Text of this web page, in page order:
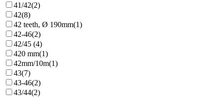
41/42(2)
42(8)
42 teeth, Ø 190mm(1)
42-46(2)
42/45 (4)
420 mm(1)
42mm/10m(1)
43(7)
43-46(2)
43/44(2)